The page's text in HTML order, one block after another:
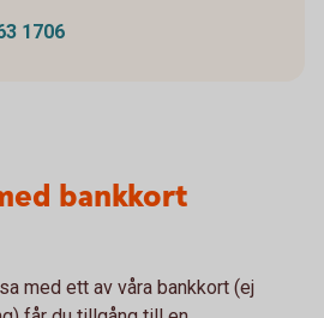
1706
bankkort
med ett av våra bankkort (ej